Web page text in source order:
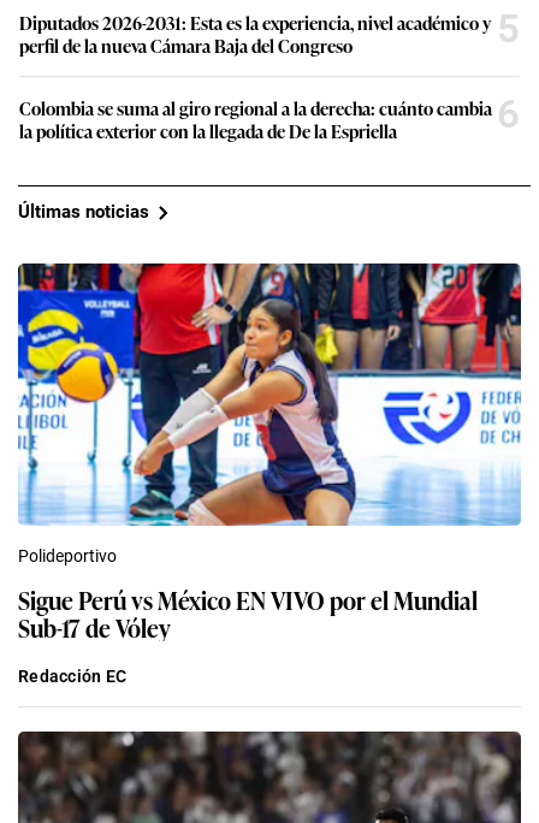
Diputados 2026-2031: Esta es la experiencia, nivel académico y
perfil de la nueva Cámara Baja del Congreso
5
Colombia se suma al giro regional a la derecha: cuánto cambia
la política exterior con la llegada de De la Espriella
6
Últimas noticias
Polideportivo
Sigue Perú vs México EN VIVO por el Mundial
Sub-17 de Vóley
Redacción EC